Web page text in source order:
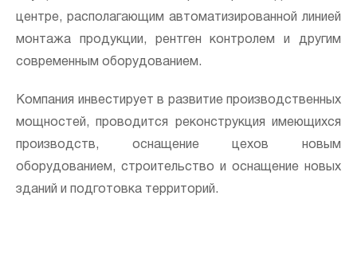
центре, располагающим автоматизированной линией
монтажа продукции, рентген контролем и другим
современным оборудованием.
Компания инвестирует в развитие производственных
мощностей, проводится реконструкция имеющихся
производств, оснащение цехов новым
оборудованием, строительство и оснащение новых
зданий и подготовка территорий.